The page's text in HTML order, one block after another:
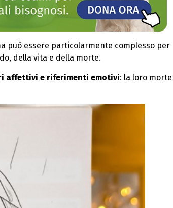
può essere particolarmente complesso per
della vita e della morte.
affettivi e riferimenti emotivi: la loro morte